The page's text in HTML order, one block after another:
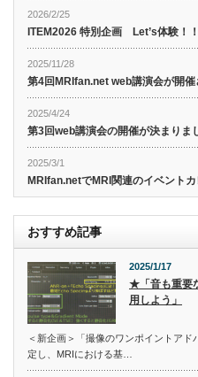
2026/2/25
ITEM2026 特別企画 Let’s体験！
2025/11/28
第4回MRIfan.net web講演会が開催
2025/4/24
第3回web講演会の開催が決まりま
2025/3/1
MRIfan.netでMRI関連のイベントカ
おすすめ記事
2025/1/17
★「音も重要
用しよう」
＜新企画＞「撮像のワンポイント
定し、MRIにおける基…